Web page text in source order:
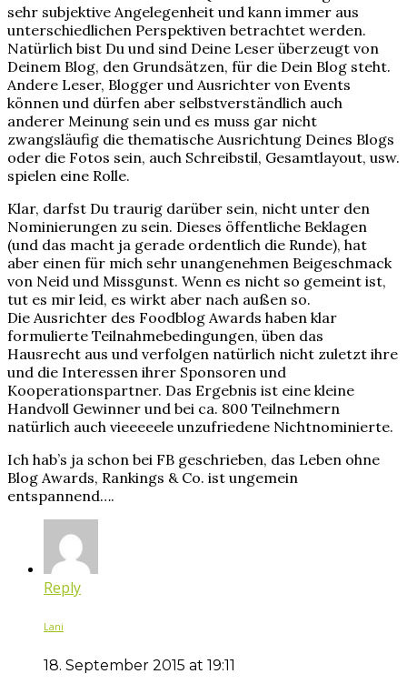
sehr subjektive Angelegenheit und kann immer aus
unterschiedlichen Perspektiven betrachtet werden.
Natürlich bist Du und sind Deine Leser überzeugt von
Deinem Blog, den Grundsätzen, für die Dein Blog steht.
Andere Leser, Blogger und Ausrichter von Events
können und dürfen aber selbstverständlich auch
anderer Meinung sein und es muss gar nicht
zwangsläufig die thematische Ausrichtung Deines Blogs
oder die Fotos sein, auch Schreibstil, Gesamtlayout, usw.
spielen eine Rolle.
Klar, darfst Du traurig darüber sein, nicht unter den
Nominierungen zu sein. Dieses öffentliche Beklagen
(und das macht ja gerade ordentlich die Runde), hat
aber einen für mich sehr unangenehmen Beigeschmack
von Neid und Missgunst. Wenn es nicht so gemeint ist,
tut es mir leid, es wirkt aber nach außen so.
Die Ausrichter des Foodblog Awards haben klar
formulierte Teilnahmebedingungen, üben das
Hausrecht aus und verfolgen natürlich nicht zuletzt ihre
und die Interessen ihrer Sponsoren und
Kooperationspartner. Das Ergebnis ist eine kleine
Handvoll Gewinner und bei ca. 800 Teilnehmern
natürlich auch vieeeeele unzufriedene Nichtnominierte.
Ich hab’s ja schon bei FB geschrieben, das Leben ohne
Blog Awards, Rankings & Co. ist ungemein
entspannend….
Reply
Lani
18. September 2015 at 19:11